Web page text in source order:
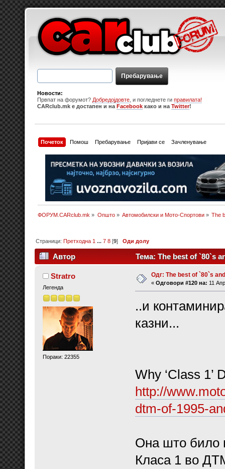
Новости:
Првпат на форумот? Добредојдовте , и погледнете ги правилата!
CARclub.mk е достапен и на Facebook како и на Twitter!
Почеток Помош Пребарување Пријави се Зачленување
ФОРУМ.CARclub.mk » Општо» Автомобилски и Мото-Спортови» The
Страници:Претходна 1 ...7 8 [9]Оди долу
Автор Тема: The best of `80`s
Stratro
Легенда
Пораки: 22355
Одг: The best of `80`s
« Одговори #120 на: 11
..и
казни...
Why ‘Class 1’
http://
dtm-of-1995-
Она што било
Класа 1 во